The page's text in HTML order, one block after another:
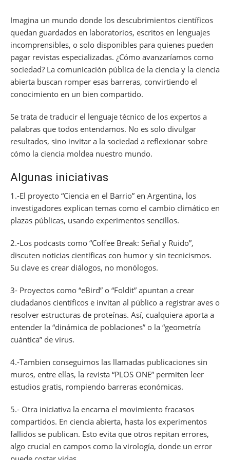
Imagina un mundo donde los descubrimientos científicos
quedan guardados en laboratorios, escritos en lenguajes
incomprensibles, o solo disponibles para quienes pueden
pagar revistas especializadas. ¿Cómo avanzaríamos como
sociedad? La comunicación pública de la ciencia y la ciencia
abierta buscan romper esas barreras, convirtiendo el
conocimiento en un bien compartido.
Se trata de traducir el lenguaje técnico de los expertos a
palabras que todos entendamos. No es solo divulgar
resultados, sino invitar a la sociedad a reflexionar sobre
cómo la ciencia moldea nuestro mundo.
Algunas iniciativas
1.-El proyecto “Ciencia en el Barrio” en Argentina, los
investigadores explican temas como el cambio climático en
plazas públicas, usando experimentos sencillos.
2.-Los podcasts como “Coffee Break: Señal y Ruido”,
discuten noticias científicas con humor y sin tecnicismos.
Su clave es crear diálogos, no monólogos.
3- Proyectos como “eBird” o “Foldit” apuntan a crear
ciudadanos científicos e invitan al público a registrar aves o
resolver estructuras de proteínas. Así, cualquiera aporta a
entender la “dinámica de poblaciones” o la “geometría
cuántica” de virus.
4.-Tambien conseguimos las llamadas publicaciones sin
muros, entre ellas, la revista “PLOS ONE” permiten leer
estudios gratis, rompiendo barreras económicas.
5.- Otra iniciativa la encarna el movimiento fracasos
compartidos. En ciencia abierta, hasta los experimentos
fallidos se publican. Esto evita que otros repitan errores,
algo crucial en campos como la virología, donde un error